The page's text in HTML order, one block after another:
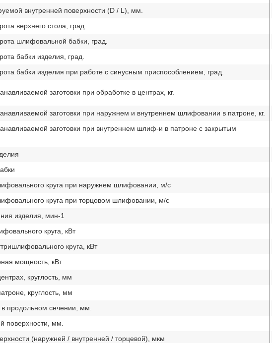
внутренней поверхности (D / L), мм.
верхнего стола, град.
шлифовальной бабки, град.
бабки изделия, град.
бабки изделия при работе с синусным приспособлением, град.
заготовки при обработке в центрах, кг.
заготовки при наружнем и внутреннем шлифовании в патроне, кг.
заготовки при внутреннем шлиф-и в патроне с закрытым
круга при наружнем шлифовании, м/с
круга при торцовом шлифовании, м/с
изделия, мин-1
круга, кВт
круга, кВт
мощность, кВт
круглость, мм
круглость, мм
продольном сечении, мм.
поверхности, мм.
(наружней / внутренней / торцевой), мкм